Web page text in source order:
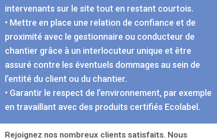
intervenants sur le site tout en restant courtois.
• Mettre en place une relation de confiance et de
proximité avec le gestionnaire ou conducteur de
chantier grâce à un interlocuteur unique et être
assuré contre les éventuels dommages au sein de
l’entité du client ou du chantier.
• Garantir le respect de l’environnement, par exemple
en travaillant avec des produits certifiés Ecolabel.
Rejoignez nos nombreux clients satisfaits. Nous